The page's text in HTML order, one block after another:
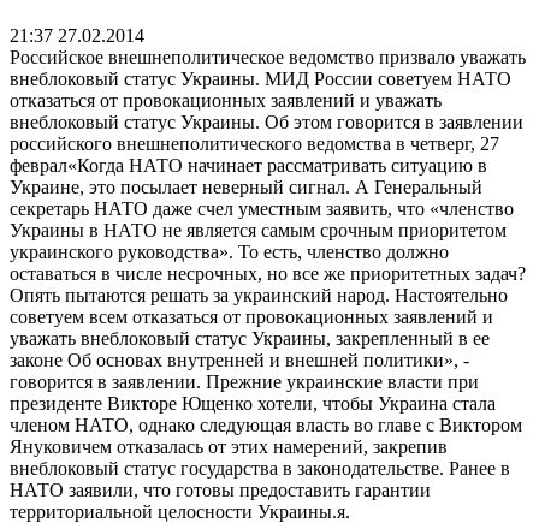
21:37 27.02.2014
Российское внешнеполитическое ведомство призвало уважать
внеблоковый статус Украины. МИД России советуем НАТО
отказаться от провокационных заявлений и уважать
внеблоковый статус Украины. Об этом говорится в заявлении
российского внешнеполитического ведомства в четверг, 27
феврал«Когда НАТО начинает рассматривать ситуацию в
Украине, это посылает неверный сигнал. А Генеральный
секретарь НАТО даже счел уместным заявить, что «членство
Украины в НАТО не является самым срочным приоритетом
украинского руководства». То есть, членство должно
оставаться в числе несрочных, но все же приоритетных задач?
Опять пытаются решать за украинский народ. Настоятельно
советуем всем отказаться от провокационных заявлений и
уважать внеблоковый статус Украины, закрепленный в ее
законе Об основах внутренней и внешней политики», -
говорится в заявлении. Прежние украинские власти при
президенте Викторе Ющенко хотели, чтобы Украина стала
членом НАТО, однако следующая власть во главе с Виктором
Януковичем отказалась от этих намерений, закрепив
внеблоковый статус государства в законодательстве. Ранее в
НАТО заявили, что готовы предоставить гарантии
территориальной целосности Украины.я.